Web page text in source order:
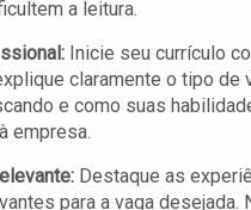
a leitura.
Inicie seu currículo
claramente o tipo de
e como suas
empresa.
Destaque as
para a vaga desejada.